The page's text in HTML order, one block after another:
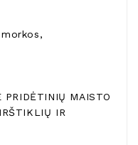
MAISTO
IR